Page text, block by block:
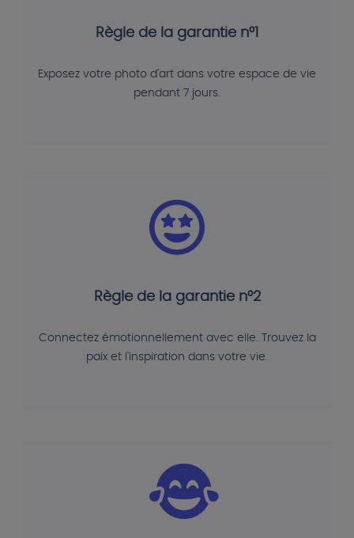
Règle de la garantie n°1
Exposez votre photo d'art dans votre espace de vie
pendant 7 jours.
Règle de la garantie n°2
Connectez émotionnellement avec elle. Trouvez la
paix et l'inspiration dans votre vie.